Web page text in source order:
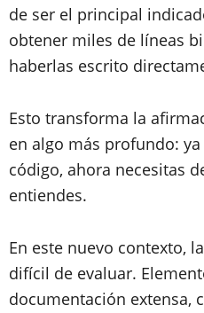
de ser el principal
obtener miles de líneas
haberlas escrito
Esto transforma la
en algo más profundo:
código, ahora necesitas
entiendes.
En este nuevo contexto,
difícil de evaluar.
documentación extensa,